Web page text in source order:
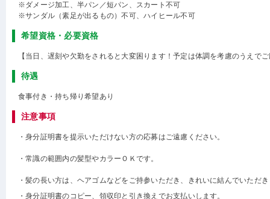
※ダメージ加工、半パン／短パン、スカート不可
※サンダル（素足が出るもの）不可、ハイヒール不可
希望資格・必要資格
【当日、遅刻や欠勤をされると大変困ります！予定は体調を考慮のうえで
待遇
食事付き・持ち帰り希望あり
注意事項
・身分証明書を提示いただけない方の応募はご遠慮ください。
・常識の範囲内の髪型やカラーＯＫです。
・髪の長い方は、ヘアゴムなどをご持参いただき、きれいに結んでいただ
・身分証明書のコピー、領収印と引き換えでお支払いします。